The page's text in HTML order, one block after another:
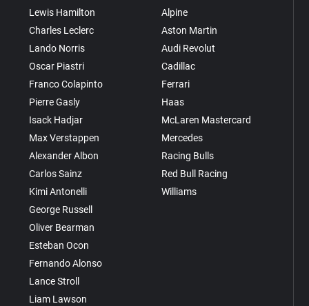
Lewis Hamilton
Charles Leclerc
Lando Norris
Oscar Piastri
Franco Colapinto
Pierre Gasly
Isack Hadjar
Max Verstappen
Alexander Albon
Carlos Sainz
Kimi Antonelli
George Russell
Oliver Bearman
Esteban Ocon
Fernando Alonso
Lance Stroll
Liam Lawson
Alpine
Aston Martin
Audi Revolut
Cadillac
Ferrari
Haas
McLaren Mastercard
Mercedes
Racing Bulls
Red Bull Racing
Williams